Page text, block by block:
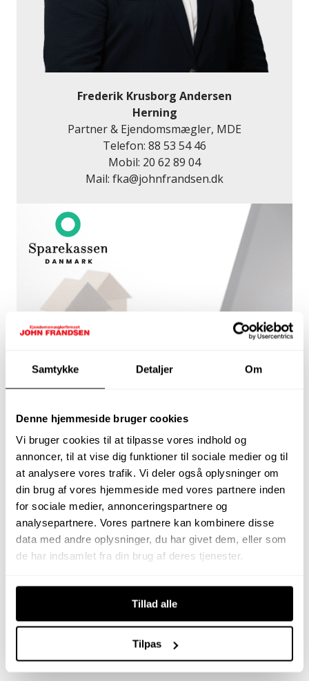
Samtykke Detaljer Om
Denne hjemmeside bruger cookies
Vi bruger cookies til at tilpasse vores indhold og
annoncer, til at vise dig funktioner til sociale medier og til
at analysere vores trafik. Vi deler også oplysninger om
din brug af vores hjemmeside med vores partnere inden
for sociale medier, annonceringspartnere og
analysepartnere. Vores partnere kan kombinere disse
data med andre oplysninger, du har givet dem, eller som
de har indsamlet fra din brug af deres tjenester.
Tillad alle
Tilpas
Frederik Krusborg Andersen
Herning
Partner & Ejendomsmægler, MDE
Telefon: 88 53 54 46
Mobil: 20 62 89 04
Mail: fka@johnfrandsen.dk